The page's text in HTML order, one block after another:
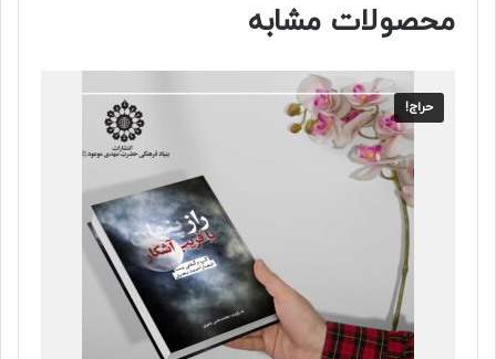
محصولات مشابه
حراج!